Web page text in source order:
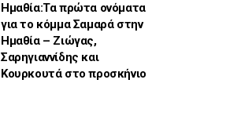
Ημαθία:Τα πρώτα ονόματα
για το κόμμα Σαμαρά στην
Ημαθία – Ζιώγας,
Σαρηγιαννίδης και
Κουρκουτά στο προσκήνιο